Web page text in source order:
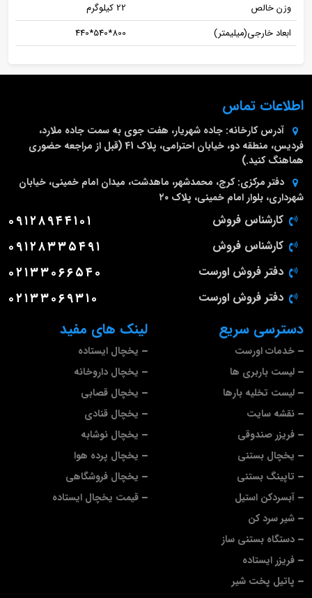
وزن خالص
22 کیلوگرم
ابعاد خارجی(میلیمتر)
800*540*440
لینک های مفید
یخچال ایستاده
یخچال داروخانه
یخچال قصابی
یخچال قنادی
یخچال نوشابه
یخچال پرده هوا
یخچال فروشگاهی
قیمت یخچال ایستاده
دسترسی سریع
خدمات اورست
لیست باربری ها
لیست تخلیه بارها
نقشه سایت
فریزر صندوقی
یخچال بستنی
تاپینگ بستنی
آبسردکن استیل
شیر سرد کن
دستگاه بستنی ساز
فریزر ایستاده
پاتیل پخت شیر
اطلاعات تماس
آدرس کارخانه: جاده شهریار، هفت جوی به سمت جاده ملارد،
فردیس، منطقه دو، خیابان احترامی، پلاک 41 (قبل از مراجعه حضوری
هماهنگ کنید.)
دفتر مرکزی: کرج، محمدشهر، ماهدشت، میدان امام خمینی، خیابان
شهرداری، بلوار امام خمینی، پلاک ۲۰
کارشناس فروش ۰۹۱۲۸۹۴۴۱۰۱
کارشناس فروش ۰۹۱۲۸۳۳۵۴۹۱
دفتر فروش اورست ۰۲۱۳۳۰۶۶۵۴۰
دفتر فروش اورست ۰۲۱۳۳۰۶۹۳۱۰